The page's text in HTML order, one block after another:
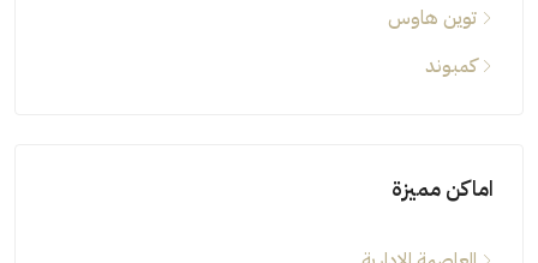
توين هاوس
كمبوند
اماكن مميزة